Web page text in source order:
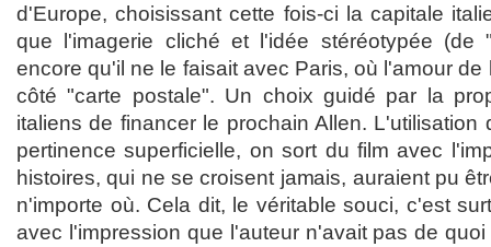
d'Europe, choisissant cette fois-ci la capitale
que l'imagerie cliché et l'idée stéréotypée (de
encore qu'il ne le faisait avec Paris, où l'amour
côté "carte postale". Un choix guidé par la
italiens de financer le prochain Allen.
pertinence superficielle, on sort du film avec
histoires, qui ne se croisent jamais, auraient pu
n'importe où. Cela dit, le véritable souci, c'est
avec l'impression que l'auteur n'avait pas de